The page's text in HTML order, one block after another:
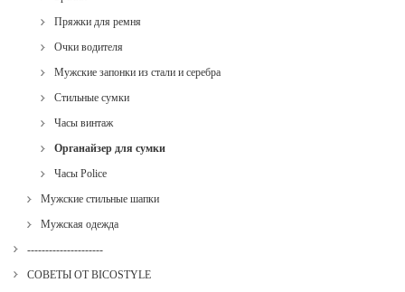
Пряжки для ремня
Очки водителя
Мужские запонки из стали и серебра
Стильные сумки
Часы винтаж
Органайзер для сумки
Часы Police
Мужские стильные шапки
Мужская одежда
---------------------
СОВЕТЫ ОТ BICOSTYLE